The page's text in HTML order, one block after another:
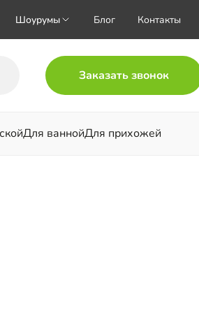
Шоурумы Блог Контакты
Заказать звонок
Для ваннойДля прихожей